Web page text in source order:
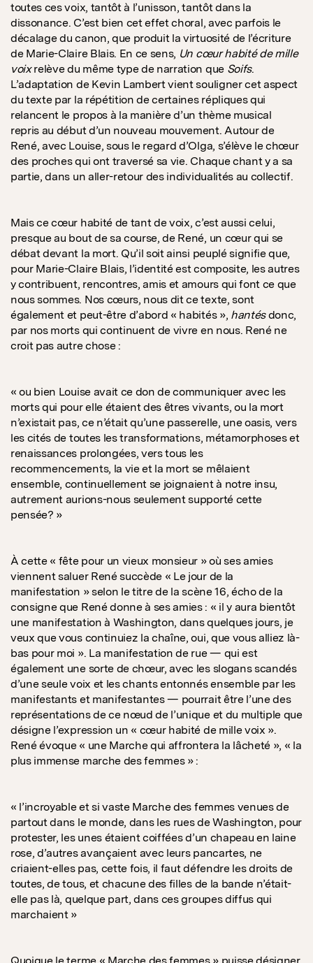
toutes ces voix, tantôt à l’unisson, tantôt dans la
dissonance. C’est bien cet effet choral, avec parfois le
décalage du canon, que produit la virtuosité de l’écriture
de Marie-Claire Blais. En ce sens, Un cœur habité de mille
voixrelève du même type de narration que Soifs.
L’adaptation de Kevin Lambert vient souligner cet aspect
du texte par la répétition de certaines répliques qui
relancent le propos à la manière d’un thème musical
repris au début d’un nouveau mouvement. Autour de
René, avec Louise, sous le regard d’Olga, s’élève le chœur
des proches qui ont traversé sa vie. Chaque chant y a sa
partie, dans un aller-retour des individualités au collectif.
Mais ce cœur habité de tant de voix, c’est aussi celui,
presque au bout de sa course, de René, un cœur qui se
débat devant la mort. Qu’il soit ainsi peuplé signifie que,
pour Marie-Claire Blais, l’identité est composite, les autres
y contribuent, rencontres, amis et amours qui font ce que
nous sommes. Nos cœurs, nous dit ce texte, sont
également et peut-être d’abord « habités », hantésdonc,
par nos morts qui continuent de vivre en nous. René ne
croit pas autre chose :
« ou bien Louise avait ce don de communiquer avec les
morts qui pour elle étaient des êtres vivants, ou la mort
n’existait pas, ce n’était qu’une passerelle, une oasis, vers
les cités de toutes les transformations, métamorphoses et
renaissances prolongées, vers tous les
recommencements, la vie et la mort se mêlaient
ensemble, continuellement se joignaient à notre insu,
autrement aurions-nous seulement supporté cette
pensée? »
À cette « fête pour un vieux monsieur » où ses amies
viennent saluer René succède « Le jour de la
manifestation » selon le titre de la scène 16, écho de la
consigne que René donne à ses amies : « il y aura bientôt
une manifestation à Washington, dans quelques jours, je
veux que vous continuiez la chaîne, oui, que vous alliez là-
bas pour moi ». La manifestation de rue — qui est
également une sorte de chœur, avec les slogans scandés
d’une seule voix et les chants entonnés ensemble par les
manifestants et manifestantes — pourrait être l’une des
représentations de ce nœud de l’unique et du multiple que
désigne l’expression un « cœur habité de mille voix ».
René évoque « une Marche qui affrontera la lâcheté », « la
plus immense marche des femmes » :
« l’incroyable et si vaste Marche des femmes venues de
partout dans le monde, dans les rues de Washington, pour
protester, les unes étaient coiffées d’un chapeau en laine
rose, d’autres avançaient avec leurs pancartes, ne
criaient-elles pas, cette fois, il faut défendre les droits de
toutes, de tous, et chacune des filles de la bande n’était-
elle pas là, quelque part, dans ces groupes diffus qui
marchaient »